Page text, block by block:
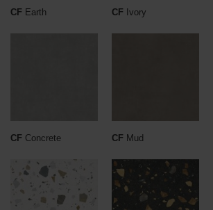
CF Earth CF Ivory
CF Concrete CF Mud